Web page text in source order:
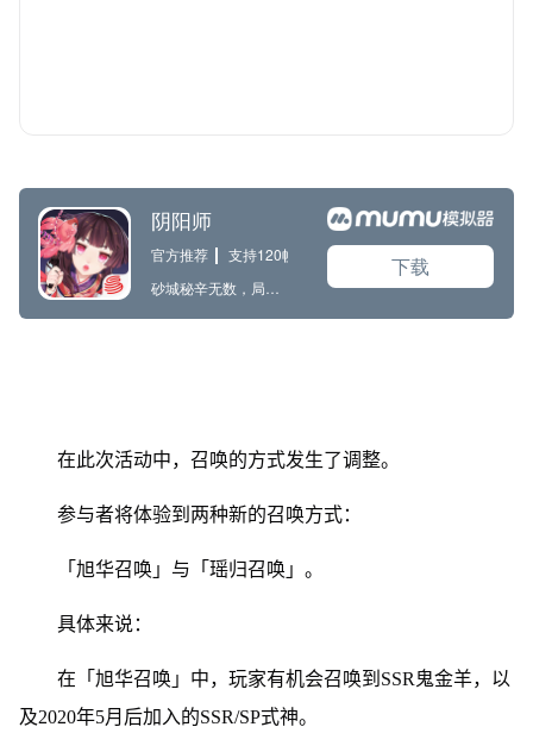
在此次活动中，召唤的方式发生了调整。
参与者将体验到两种新的召唤方式：
「旭华召唤」与「瑶归召唤」。
具体来说：
在「旭华召唤」中，玩家有机会召唤到SSR鬼金羊，以
及2020年5月后加入的SSR/SP式神。